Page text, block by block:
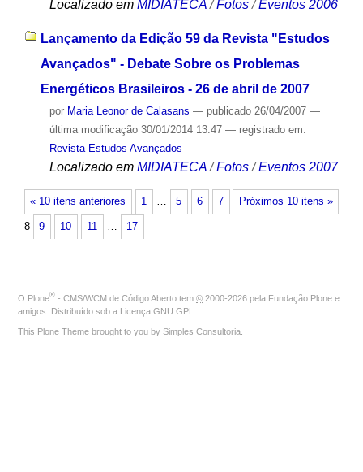
Localizado em MIDIATECA /Fotos /Eventos 2006
Lançamento da Edição 59 da Revista "Estudos
Avançados" - Debate Sobre os Problemas
Energéticos Brasileiros - 26 de abril de 2007
por Maria Leonor de Calasans — publicado26/04/2007 —
última modificação30/01/2014 13:47 — registrado em:
Revista Estudos Avançados
Localizado em MIDIATECA /Fotos /Eventos 2007
« 10 itens anteriores Próximos 10 itens »
1 … 5 6 7
8 9 10 11 … 17
O Plone® - CMS/WCM de Código Aberto tem © 2000-2026 pela Fundação Plone e
amigos. Distribuído sob a Licença GNU GPL
This Plone Theme brought to you by Simples Consultoria